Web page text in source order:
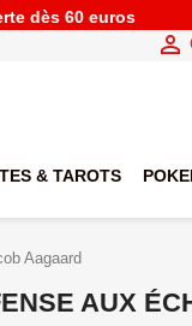
dès 60 euros

& TAROTS
Aagaard
AUX